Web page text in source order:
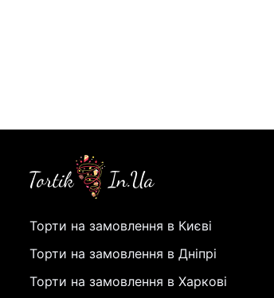
Торти на замовлення в Києві
Торти на замовлення в Дніпрі
Торти на замовлення в Харкові